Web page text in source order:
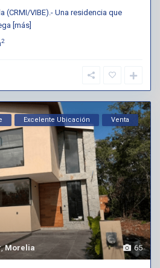
(CRMI/VIBE).- Una residencia que
[más]
2
65
,Morelia
Excelente Ubicación Venta